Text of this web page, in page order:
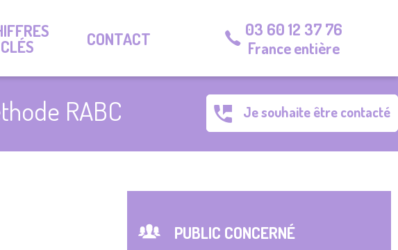
CLÉS CONTACT 03 60 12 37 76
France entière
RABC Je souhaite être contacté
PUBLIC CONCERNÉ